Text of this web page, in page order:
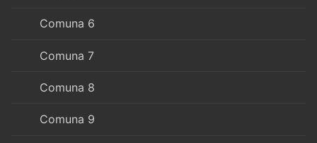
Comuna 6
Comuna 7
Comuna 8
Comuna 9